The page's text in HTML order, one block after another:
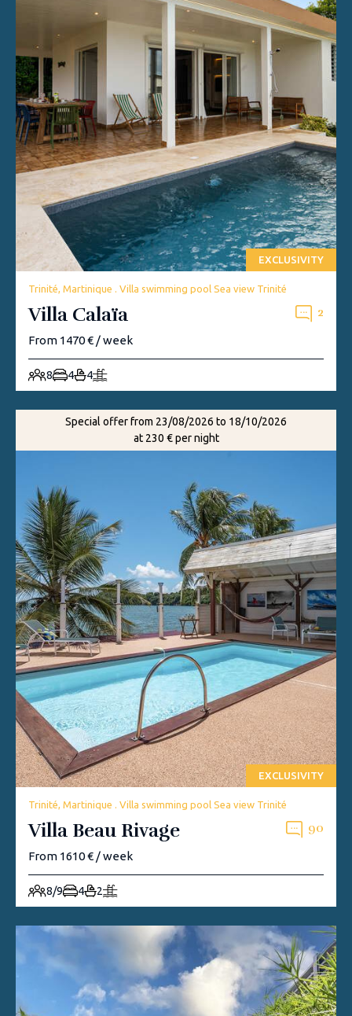
EXCLUSIVITY
Trinité, Martinique . Villa swimming pool Sea view Trinité
Villa Calaïa 2
From 1470 € / week
8 4 4
Special offer from 23/08/2026 to 18/10/2026
at 230 € per night
EXCLUSIVITY
Trinité, Martinique . Villa swimming pool Sea view Trinité
Villa Beau Rivage 90
From 1610 € / week
8/9 4 2